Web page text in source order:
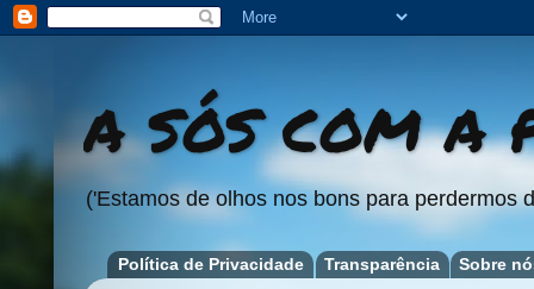
A SÓS COM A
('Estamos de olhos nos bons para perdermos
Política de Privacidade Transparência Sobre